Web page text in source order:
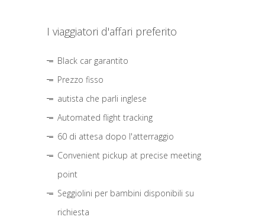
I viaggiatori d'affari preferito
Black car garantito
Prezzo fisso
autista che parli inglese
Automated flight tracking
60 di attesa dopo l'atterraggio
Convenient pickup at precise meeting
point
Seggiolini per bambini disponibili su
richiesta